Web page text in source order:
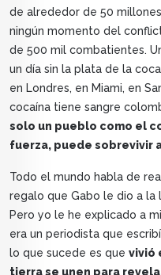
de alrededor de 50
ningún momento del
de 500 mil combatientes.
un día sin la plata de la
en Londres, en Miami, en
cocaína tiene sangre
solo un pueblo como el
fuerza, puede sobrevivir
Todo el mundo habla de
regalo que Gabo le dio a la
Pero yo le he explicado a
era un periodista que
lo que sucede es que vivió
tierra se unen para